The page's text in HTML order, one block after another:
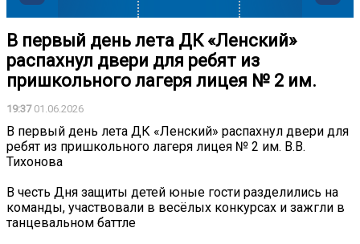
В первый день лета ДК «Ленский»
распахнул двери для ребят из
пришкольного лагеря лицея № 2 им.
19:3701.06.2026
В первый день лета ДК «Ленский» распахнул двери для
ребят из пришкольного лагеря лицея № 2 им. В.В.
Тихонова ️
В честь Дня защиты детей юные гости разделились на
команды, участвовали в весёлых конкурсах и зажгли в
танцевальном баттле